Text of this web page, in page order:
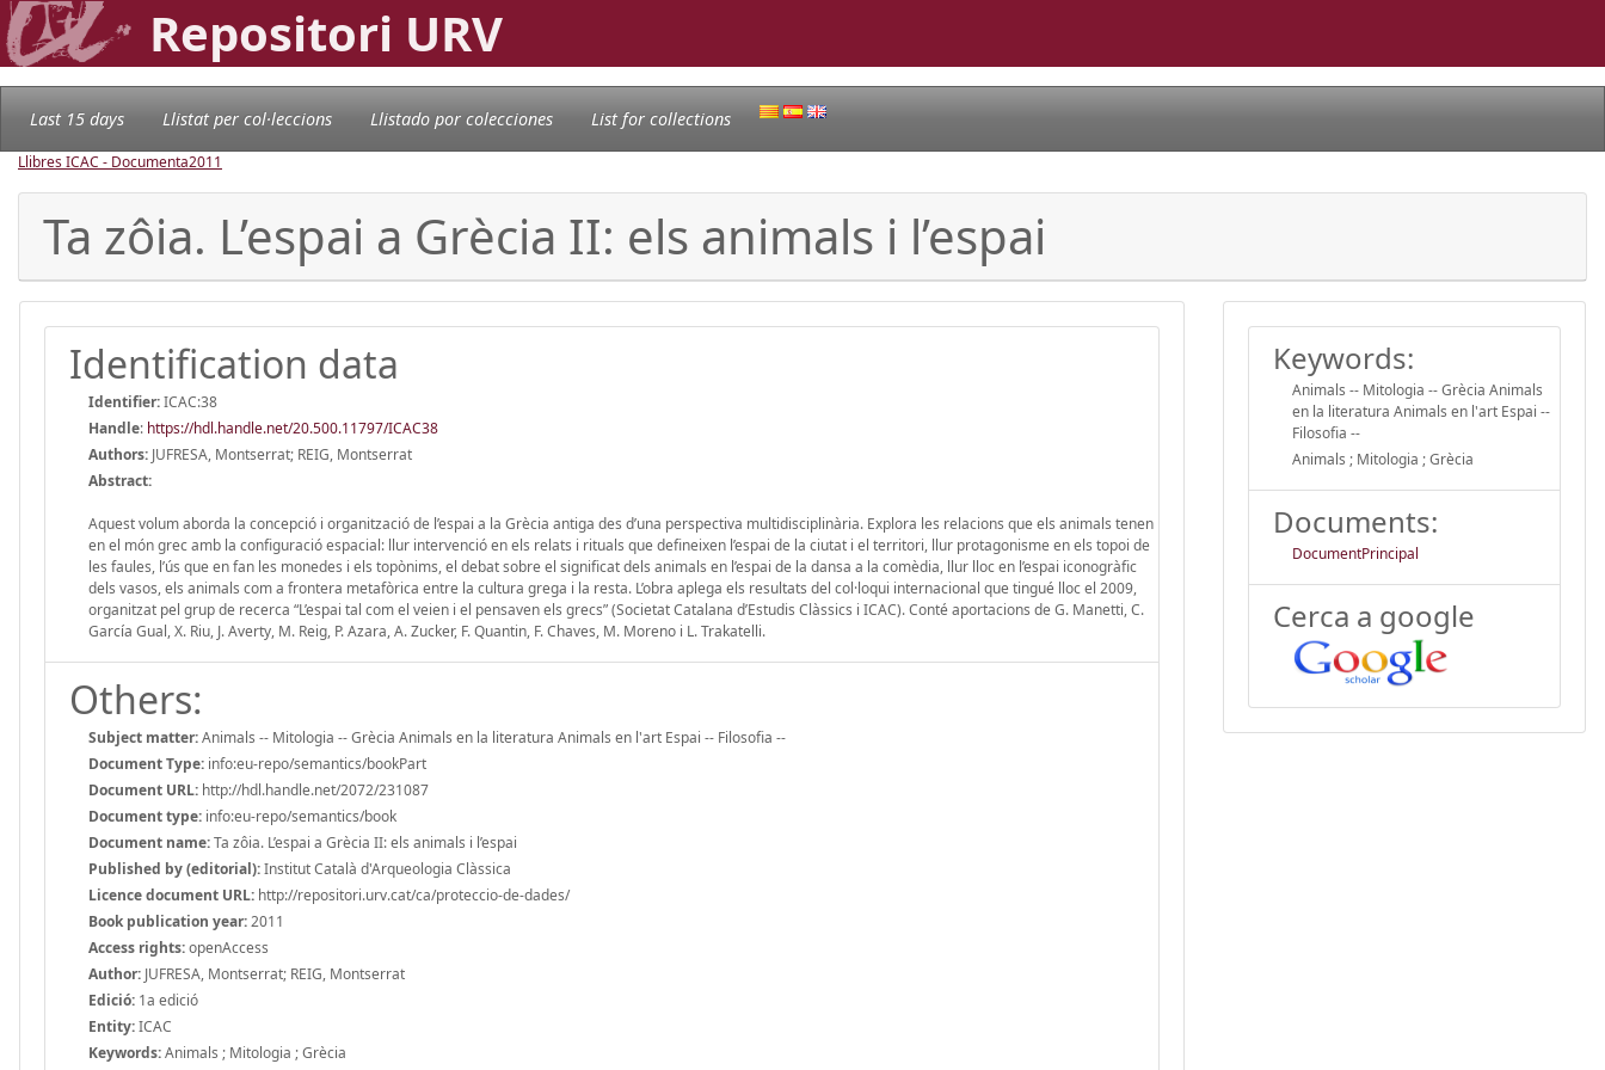
Repositori URV
Last 15 days Llistat per col·leccions Llistado por colecciones List for collections
Llibres ICAC - Documenta2011
Ta zôia. L’espai a Grècia II: els animals i l’espai
Identification data
Identifier:ICAC:38
Handle: https://hdl.handle.net/20.500.11797/ICAC38
Authors: JUFRESA, Montserrat; REIG, Montserrat
Abstract:
Aquest volum aborda la concepció i organització de l’espai a la Grècia antiga des d’una perspectiva multidisciplinària. Explora les relacions que els animals tenen
en el món grec amb la configuració espacial: llur intervenció en els relats i rituals que defineixen l’espai de la ciutat i el territori, llur protagonisme en els topoi de
les faules, l’ús que en fan les monedes i els topònims, el debat sobre el significat dels animals en l’espai de la dansa a la comèdia, llur lloc en l’espai iconogràfic
dels vasos, els animals com a frontera metafòrica entre la cultura grega i la resta. L’obra aplega els resultats del col·loqui internacional que tingué lloc el 2009,
organitzat pel grup de recerca “L’espai tal com el veien i el pensaven els grecs” (Societat Catalana d’Estudis Clàssics i ICAC). Conté aportacions de G. Manetti, C.
García Gual, X. Riu, J. Averty, M. Reig, P. Azara, A. Zucker, F. Quantin, F. Chaves, M. Moreno i L. Trakatelli.
Others:
Subject matter:Animals -- Mitologia -- Grècia Animals en la literatura Animals en l'art Espai -- Filosofia --
Document Type: info:eu-repo/semantics/bookPart
Document URL: http://hdl.handle.net/2072/231087
Document type: info:eu-repo/semantics/book
Document name:Ta zôia. L’espai a Grècia II: els animals i l’espai
Published by (editorial):Institut Català d'Arqueologia Clàssica
Licence document URL: http://repositori.urv.cat/ca/proteccio-de-dades/
Book publication year:2011
Access rights:openAccess
Author: JUFRESA, Montserrat; REIG, Montserrat
Edició: 1a edició
Entity:ICAC
Keywords:Animals ; Mitologia ; Grècia
Keywords:
Animals -- Mitologia -- Grècia Animals
en la literatura Animals en l'art Espai --
Filosofia --
Animals ; Mitologia ; Grècia
Documents:
DocumentPrincipal
Cerca a google